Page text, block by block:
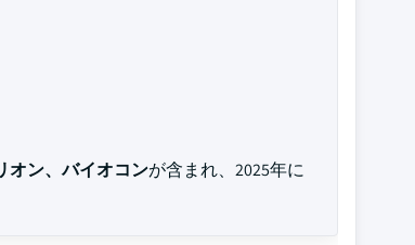
オン、バイオコンが含まれ、2025年に